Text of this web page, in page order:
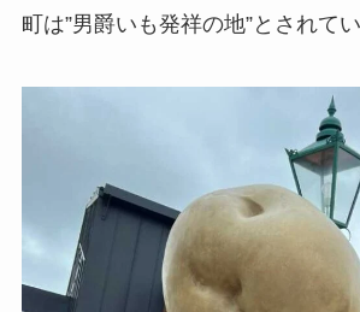
町は”男爵いも発祥の地”とされて